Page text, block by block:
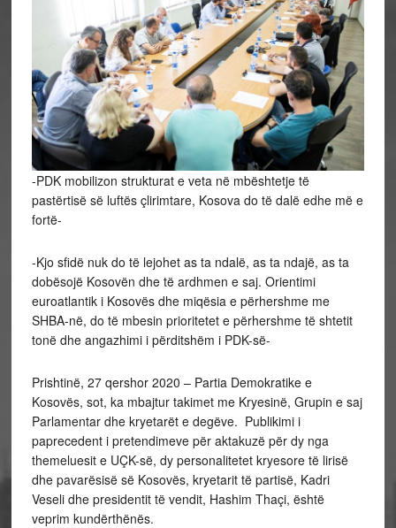
-PDK mobilizon strukturat e veta në mbështetje të
pastërtisë së luftës çlirimtare, Kosova do të dalë edhe më e
fortë-
-Kjo sfidë nuk do të lejohet as ta ndalë, as ta ndajë, as ta
dobësojë Kosovën dhe të ardhmen e saj. Orientimi
euroatlantik i Kosovës dhe miqësia e përhershme me
SHBA-në, do të mbesin prioritetet e përhershme të shtetit
tonë dhe angazhimi i përditshëm i PDK-së-
Prishtinë, 27 qershor 2020 – Partia Demokratike e
Kosovës, sot, ka mbajtur takimet me Kryesinë, Grupin e saj
Parlamentar dhe kryetarët e degëve. Publikimi i
paprecedent i pretendimeve për aktakuzë për dy nga
themeluesit e UÇK-së, dy personalitetet kryesore të lirisë
dhe pavarësisë së Kosovës, kryetarit të partisë, Kadri
Veseli dhe presidentit të vendit, Hashim Thaçi, është
veprim kundërthënës.